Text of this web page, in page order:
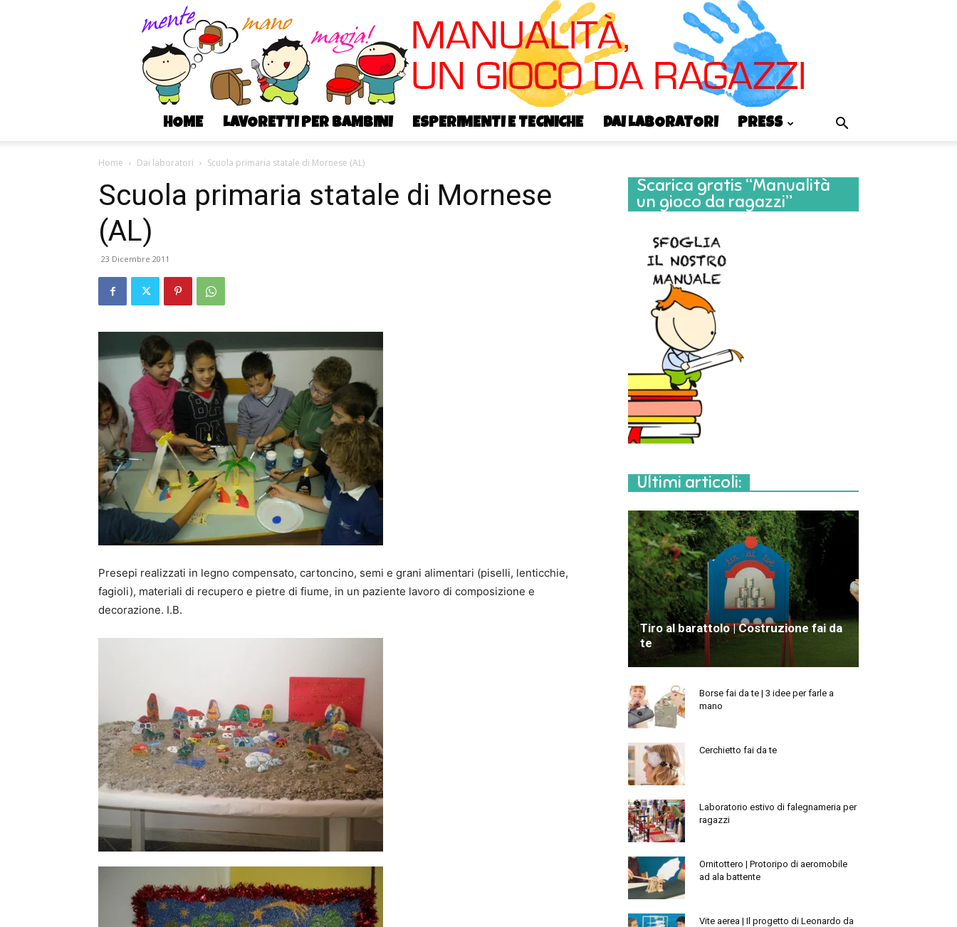
HOME LAVORETTI PER BAMBINI ESPERIMENTI E TECNICHE DAI LABORATORI PRESS
Home Dai laboratori Scuola primaria statale di Mornese (AL)
Scuola primaria statale di Mornese
(AL)
23 Dicembre 2011
Presepi realizzati in legno compensato, cartoncino, semi e grani alimentari (piselli, lenticchie,
fagioli), materiali di recupero e pietre di fiume, in un paziente lavoro di composizione e
decorazione. I.B.
Scarica gratis “Manualità
un gioco da ragazzi”
Ultimi articoli:
Tiro al barattolo | Costruzione fai da
te
Borse fai da te | 3 idee per farle a
mano
Cerchietto fai da te
Laboratorio estivo di falegnameria per
ragazzi
Ornitottero | Protoripo di aeromobile
ad ala battente
Vite aerea | Il progetto di Leonardo da